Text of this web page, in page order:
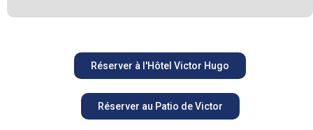
Réserver à l'Hôtel Victor Hugo
Réserver au Patio de Victor